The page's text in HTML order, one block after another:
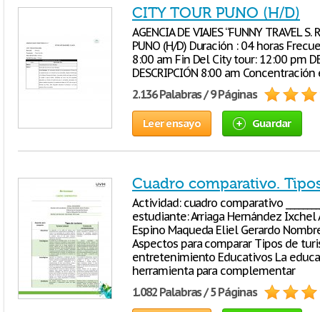
CITY TOUR PUNO (H/D)
AGENCIA DE VIAJES “FUNNY TRAVEL
PUNO (H/D) Duración : 04 horas
8:00 am Fin Del City tour: 12:00 pm
DESCRIPCIÓN 8:00 am
2.136 Palabras / 9 Páginas
Leer ensayo Guardar
Cuadro comparativo.
Actividad: cuadro comparativo
estudiante: Arriaga Hernández Ixchel
Espino Maqueda Eliel Gerardo
Aspectos para comparar Tipos de
entretenimiento Educativos La
herramienta para complementar
1.082 Palabras / 5 Páginas